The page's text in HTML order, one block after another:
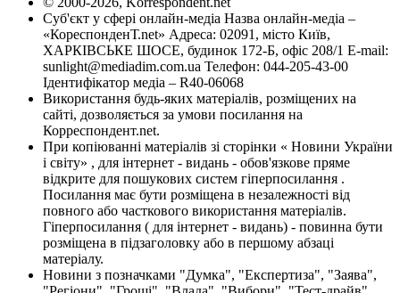
Суб'єкт у сфері онлайн-медіа Назва онлайн-медіа –
«КореспонденТ.net» Адреса: 02091, місто Київ,
ХАРКІВСЬКЕ ШОСЕ, будинок 172-Б, офіс 208/1 E-mail:
sunlight@mediadim.com.ua Телефон: 044-205-43-00
Ідентифікатор медіа – R40-06068
Використання будь-яких матеріалів, розміщених на
сайті, дозволяється за умови посилання на
Корреспондент.net.
При копіюванні матеріалів зі сторінки « Новини України
і світу» , для інтернет - видань - обов'язкове пряме
відкрите для пошукових систем гіперпосилання .
Посилання має бути розміщена в незалежності від
повного або часткового використання матеріалів.
Гіперпосилання ( для інтернет - видань) - повинна бути
розміщена в підзаголовку або в першому абзаці
матеріалу.
Новини з позначками "Думка", "Експертиза", "Заява",